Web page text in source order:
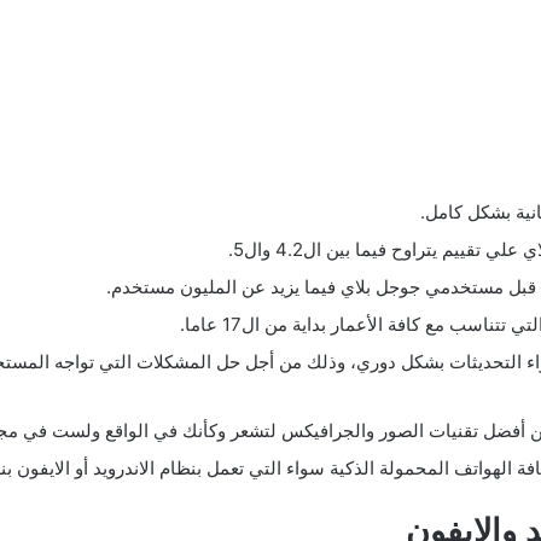
يتراوح فيما بين ال4.2 وال5.
التحديثات بشكل دوري، وذلك من أجل حل المشكلات التي تواجه
والايفون